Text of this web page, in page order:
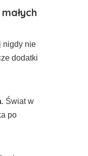
nigdy nie
dodatki
. Świat w
po